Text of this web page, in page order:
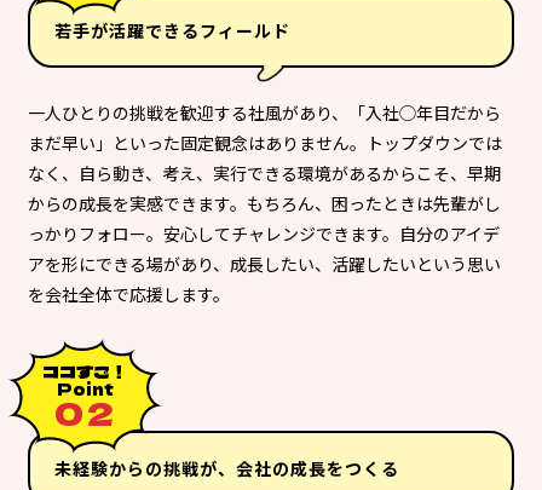
若手が活躍できるフィールド
一人ひとりの挑戦を歓迎する社風があり、「入社◯年目だから
まだ早い」といった固定観念はありません。トップダウンでは
なく、自ら動き、考え、実行できる環境があるからこそ、早期
からの成長を実感できます。もちろん、困ったときは先輩がし
っかりフォロー。安心してチャレンジできます。自分のアイデ
アを形にできる場があり、成長したい、活躍したいという思い
を会社全体で応援します。
ココすご！
Point
０２
未経験からの挑戦が、会社の成長をつくる